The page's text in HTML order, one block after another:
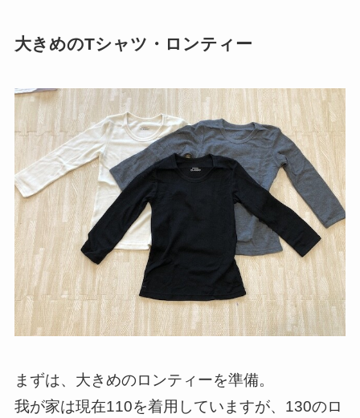
大きめのTシャツ・ロンティー
まずは、大きめのロンティーを準備。
我が家は現在110を着用していますが、130のロ